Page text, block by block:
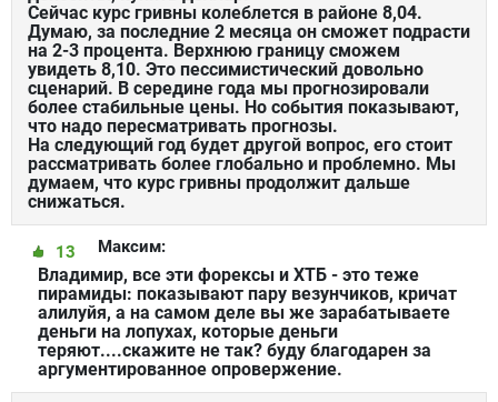
Сейчас курс гривны колеблется в районе 8,04.
Думаю, за последние 2 месяца он сможет подрасти
на 2-3 процента. Верхнюю границу сможем
увидеть 8,10. Это пессимистический довольно
сценарий. В середине года мы прогнозировали
более стабильные цены. Но события показывают,
что надо пересматривать прогнозы.
На следующий год будет другой вопрос, его стоит
рассматривать более глобально и проблемно. Мы
думаем, что курс гривны продолжит дальше
снижаться.
Максим:
13
Владимир, все эти форексы и ХТБ - это теже
пирамиды: показывают пару везунчиков, кричат
алилуйя, а на самом деле вы же зарабатываете
деньги на лопухах, которые деньги
теряют....скажите не так? буду благодарен за
аргументированное опровержение.